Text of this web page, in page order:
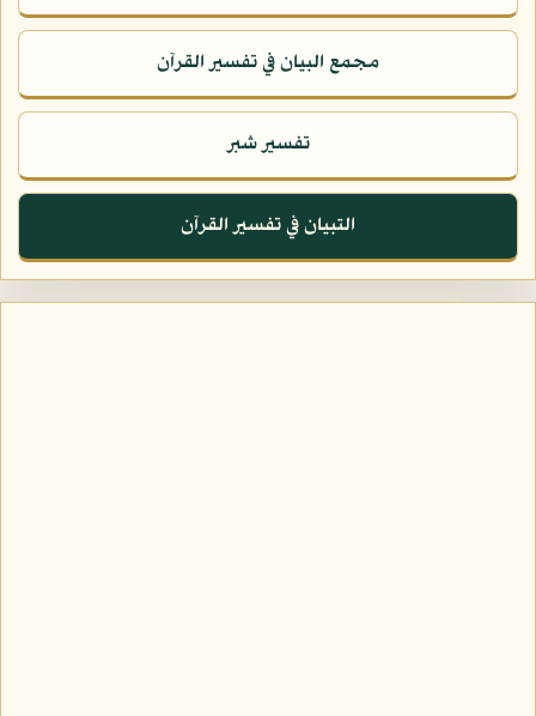
مجمع البيان في تفسير القرآن
تفسير شبر
التبيان في تفسير القرآن